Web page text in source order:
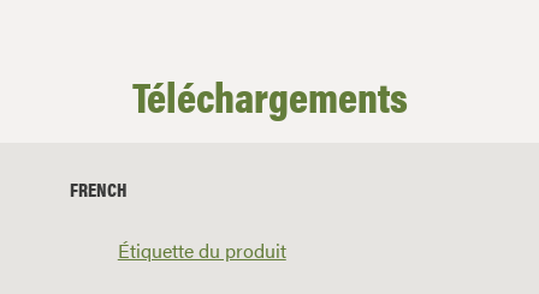
Téléchargements
FRENCH
Étiquette du produit